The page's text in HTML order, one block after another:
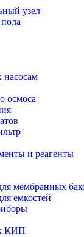
узел
насосам
осмоса
и реагенты
мембранных
емкостей
КИП